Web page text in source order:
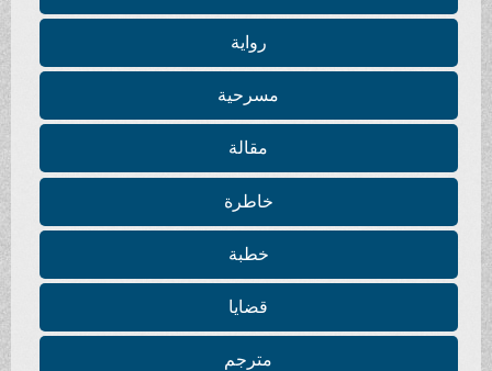
رواية
مسرحية
مقالة
خاطرة
خطبة
قضايا
مترجم